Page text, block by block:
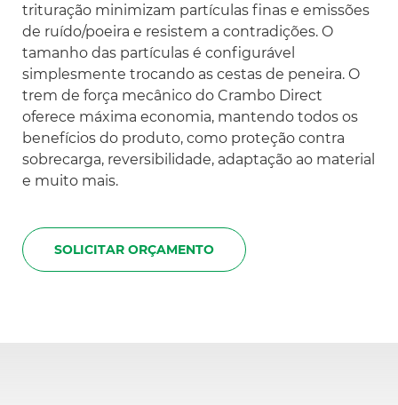
trituração minimizam partículas finas e emissões
de ruído/poeira e resistem a contradições. O
tamanho das partículas é configurável
simplesmente trocando as cestas de peneira. O
trem de força mecânico do Crambo Direct
oferece máxima economia, mantendo todos os
benefícios do produto, como proteção contra
sobrecarga, reversibilidade, adaptação ao material
e muito mais.
SOLICITAR ORÇAMENTO